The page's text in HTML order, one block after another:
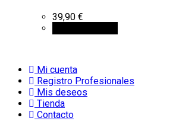
39,90 €
Mi cuenta
Registro Profesionales
Mis deseos
Tienda
Contacto